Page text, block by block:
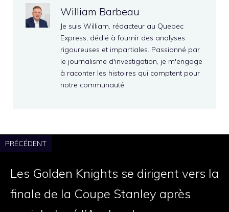
William Barbeau
Je suis William, rédacteur au Quebec
Express, dédié à fournir des analyses
rigoureuses et impartiales. Passionné par
le journalisme d'investigation, je m'engage
à raconter les histoires qui comptent pour
notre communauté.
PRÉCÉDENT
Les Golden Knights se dirigent vers la
finale de la Coupe Stanley après